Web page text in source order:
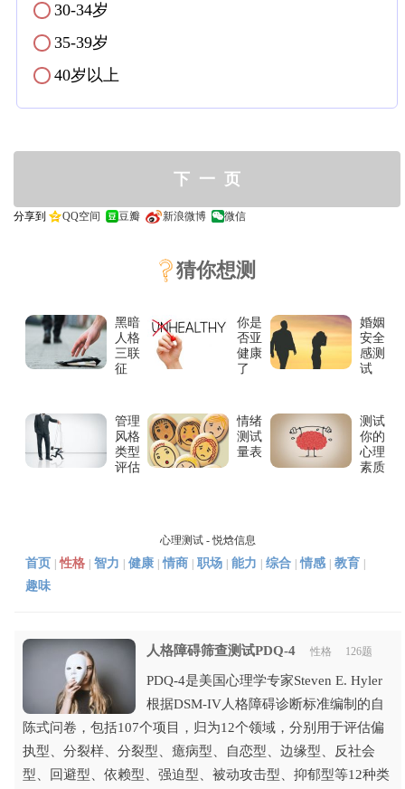
✓ 30-34岁
✓ 35-39岁
✓ 40岁以上
分享到 QQ空间 豆瓣 新浪微博 微信
猜你想测
黑暗
人格
三联
征
你是
否亚
健康
了
婚姻
安全
感测
试
管理
风格
类型
评估
情绪
测试
量表
测试
你的
心理
素质